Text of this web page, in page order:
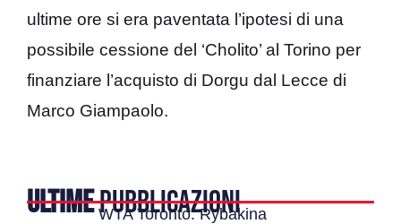
ultime ore si era paventata l’ipotesi di una
possibile cessione del ‘Cholito’ al Torino per
finanziare l’acquisto di Dorgu dal Lecce di
Marco Giampaolo.
ULTIMEPUBBLICAZIONI
WTA Toronto: Rybakina